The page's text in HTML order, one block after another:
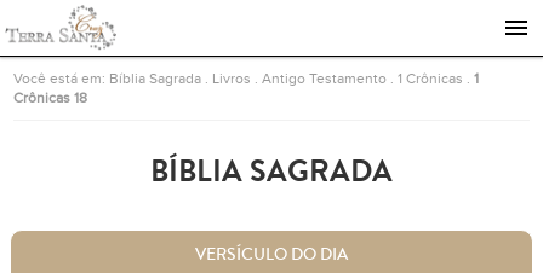
Ir para a página inicial
Você está em: Bíblia Sagrada Livros .Antigo Testamento .1 Crônicas .1
Crônicas 18
BÍBLIA SAGRADA
VERSÍCULO DO DIA